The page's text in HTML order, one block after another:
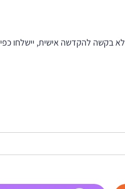
בקשה להקדשה אישית, יישלחו כפי